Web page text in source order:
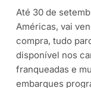
Até 30 de
Américas, vai
compra, tudo
disponível nos
franqueadas e
embarques